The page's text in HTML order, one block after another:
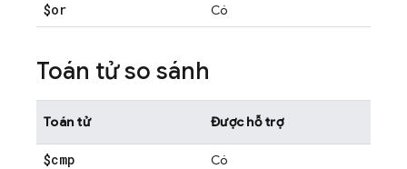
$or Có
Toán tử so sánh
Toán tử Được hỗ trợ
$cmp Có